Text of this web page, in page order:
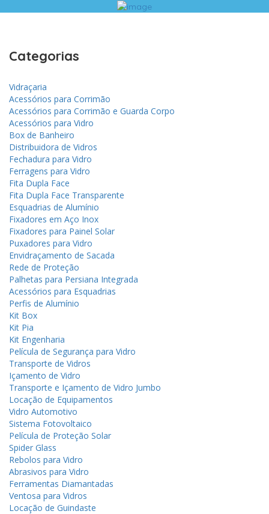
Categorias
Vidraçaria
Acessórios para Corrimão
Acessórios para Corrimão e Guarda Corpo
Acessórios para Vidro
Box de Banheiro
Distribuidora de Vidros
Fechadura para Vidro
Ferragens para Vidro
Fita Dupla Face
Fita Dupla Face Transparente
Esquadrias de Alumínio
Fixadores em Aço Inox
Fixadores para Painel Solar
Puxadores para Vidro
Envidraçamento de Sacada
Rede de Proteção
Palhetas para Persiana Integrada
Acessórios para Esquadrias
Perfis de Alumínio
Kit Box
Kit Pia
Kit Engenharia
Película de Segurança para Vidro
Transporte de Vidros
Içamento de Vidro
Transporte e Içamento de Vidro Jumbo
Locação de Equipamentos
Vidro Automotivo
Sistema Fotovoltaico
Película de Proteção Solar
Spider Glass
Rebolos para Vidro
Abrasivos para Vidro
Ferramentas Diamantadas
Ventosa para Vidros
Locação de Guindaste